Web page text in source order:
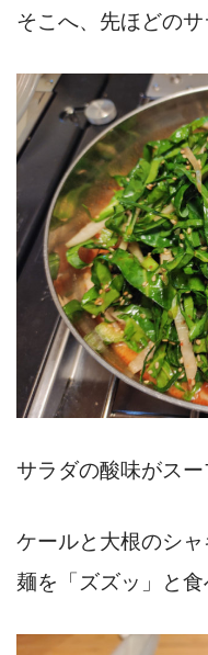
そこへ、先ほどのサ
サラダの酸味がスー
ケールと大根のシャ
麺を「ズズッ」と食